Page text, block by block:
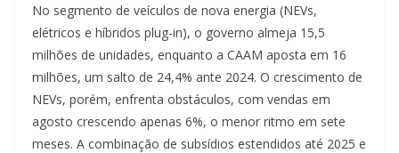
No segmento de veículos de nova energia (NEVs,
elétricos e híbridos plug-in), o governo almeja 15,5
milhões de unidades, enquanto a CAAM aposta em 16
milhões, um salto de 24,4% ante 2024. O crescimento de
NEVs, porém, enfrenta obstáculos, com vendas em
agosto crescendo apenas 6%, o menor ritmo em sete
meses. A combinação de subsídios estendidos até 2025 e